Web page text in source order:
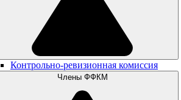
Контрольно-ревизионная комиссия
Члены ФФКМ